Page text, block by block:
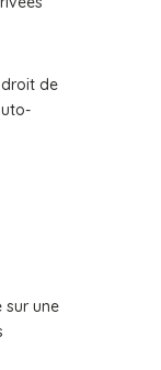
de
sur une